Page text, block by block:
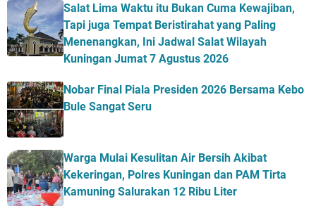
Salat Lima Waktu itu Bukan Cuma Kewajiban,
Tapi juga Tempat Beristirahat yang Paling
Menenangkan, Ini Jadwal Salat Wilayah
Kuningan Jumat 7 Agustus 2026
Nobar Final Piala Presiden 2026 Bersama Kebo
Bule Sangat Seru
Warga Mulai Kesulitan Air Bersih Akibat
Kekeringan, Polres Kuningan dan PAM Tirta
Kamuning Salurakan 12 Ribu Liter